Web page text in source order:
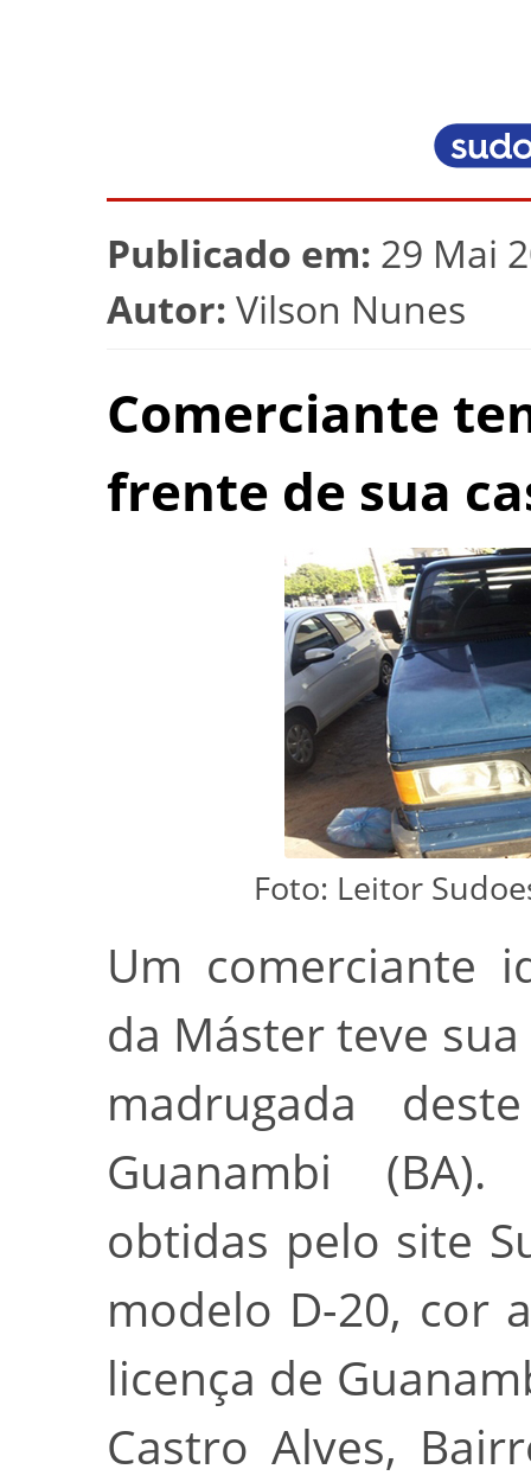
Publicado em: 29 Mai
Autor: Vilson Nunes
Comerciante
frente de sua
Foto: Leitor
Um comerciante
da Máster teve
madrugada
Guanambi (BA).
obtidas pelo site
modelo D-20, cor
licença de
Castro Alves,